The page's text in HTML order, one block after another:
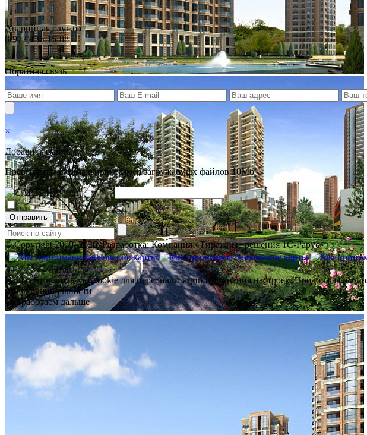
Аварийная служба
8(977)136-15-88
Обратная связь
×
Добавить файлы
Превышен максимальный размер загружаемых файлов 10Мб
.
Отправить
© Copyright 2009–2026. Разработка: Компания «Тиражные решения 1С-Рарус»
Наш сайт использует cookie для персонализации и хранения настроек. Продолжая им
конфиденциальности
Ок, работаем дальше